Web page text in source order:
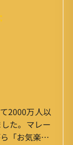
2000万人以
た。マレー
「お気楽」